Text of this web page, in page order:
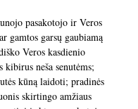
pasakotojo ir Veros
gamtos garsų gaubiamą
Veros kasdienio
neša senutėms;
kūną laidoti; pradinės
skirtingo amžiaus